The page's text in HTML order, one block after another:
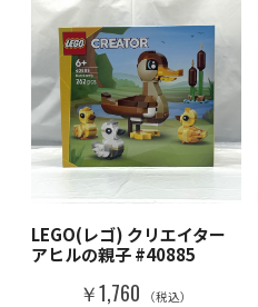
LEGO(レゴ) クリエイター
アヒルの親子 #40885
￥1,760 （税込）